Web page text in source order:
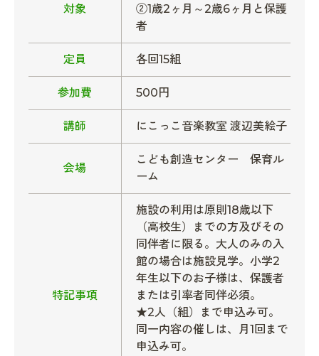
対象
②1歳2ヶ月～2歳6ヶ月と保護
者
定員 各回15組
参加費 500円
講師 にこっこ音楽教室 渡辺美絵子
会場
こども創造センター 保育ル
ーム
特記事項
施設の利用は原則18歳以下
（高校生）までの方及びその
同伴者に限る。大人のみの入
館の場合は施設見学。小学2
年生以下のお子様は、保護者
または引率者同伴必須。
★2人（組）まで申込み可。
同一内容の催しは、月1回まで
申込み可。